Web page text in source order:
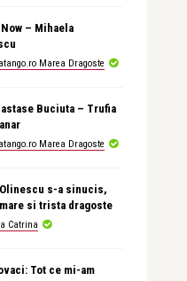
– Mihaela
Marea Dragoste
Buciuta – Trufia
Marea Dragoste
s-a sinucis,
si trista dragoste
Catrina
Tot ce mi-am